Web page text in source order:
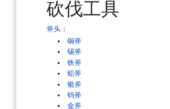
砍伐工具
斧头 ：
铜斧
锡斧
铁斧
铅斧
银斧
钨斧
金斧